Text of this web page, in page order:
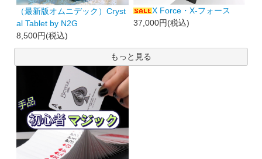
（最新版オムニデック）Cryst
al Tablet by N2G
8,500円(税込)
X Force・X-フォース
37,000円(税込)
もっと見る